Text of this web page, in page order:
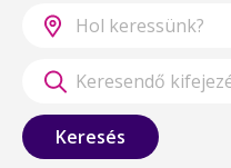
Keresés